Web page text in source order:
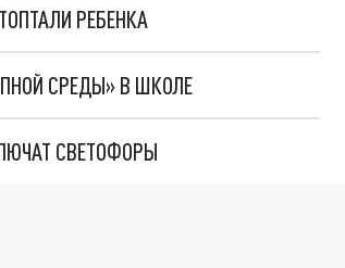
РЕБЕНКА
СРЕДЫ» В ШКОЛЕ
СВЕТОФОРЫ